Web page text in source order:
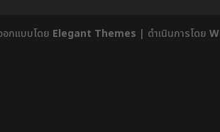
อกแบบโดย Elegant Themes | ดำเนินการโดย